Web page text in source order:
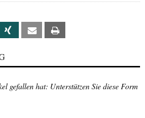
Xing Email
gefallen hat: Unterstützen Sie diese Form